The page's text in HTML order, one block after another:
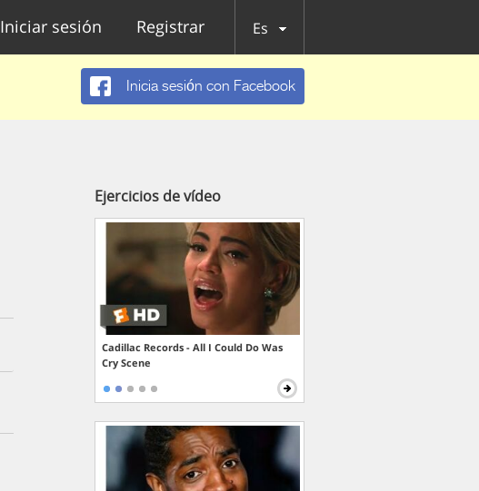
Iniciar sesión Registrar Es
Inicia sesión con Facebook
Ejercicios de vídeo
Cadillac Records - All I Could Do Was
Cry Scene